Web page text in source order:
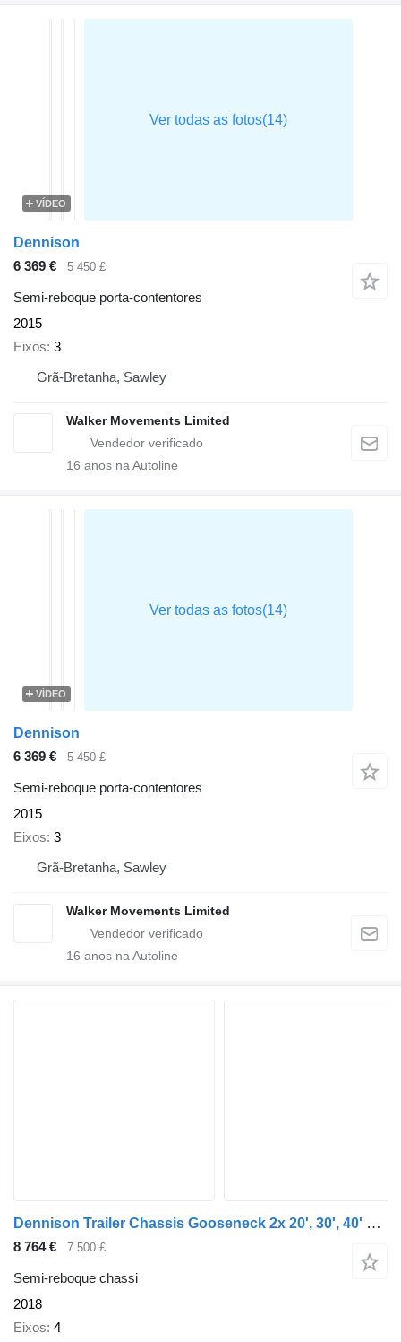
VÍDEO
Dennison
6 369 €
5 450 £
Semi-reboque porta-contentores
2015
Eixos 3
Grã-Bretanha, Sawley
Walker Movements Limited
16 anos na Autoline
VÍDEO
Dennison
6 369 €
5 450 £
Semi-reboque porta-contentores
2015
Eixos 3
Grã-Bretanha, Sawley
Walker Movements Limited
16 anos na Autoline
Dennison Trailer Chassis Gooseneck 2x 20', 30', 40' and 45'
8 764 € 7 500 £
Semi-reboque chassi
2018
Eixos 4